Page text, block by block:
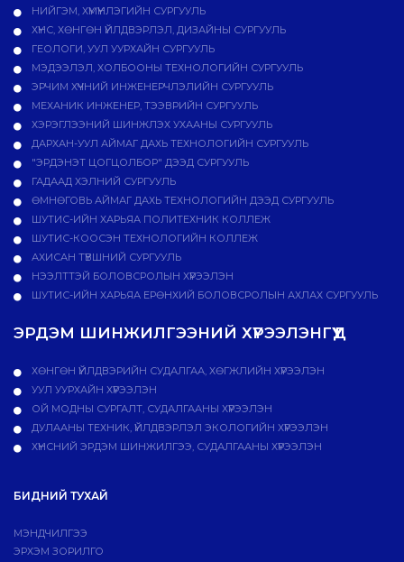
НИЙГЭМ, ХҮМҮҮНЛЭГИЙН СУРГУУЛЬ
ХҮНС, ХӨНГӨН ҮЙЛДВЭРЛЭЛ, ДИЗАЙНЫ СУРГУУЛЬ
ГЕОЛОГИ, УУЛ УУРХАЙН СУРГУУЛЬ
МЭДЭЭЛЭЛ, ХОЛБООНЫ ТЕХНОЛОГИЙН СУРГУУЛЬ
ЭРЧИМ ХҮЧНИЙ ИНЖЕНЕРЧЛЭЛИЙН СУРГУУЛЬ
МЕХАНИК ИНЖЕНЕР, ТЭЭВРИЙН СУРГУУЛЬ
ХЭРЭГЛЭЭНИЙ ШИНЖЛЭХ УХААНЫ СУРГУУЛЬ
ДАРХАН-УУЛ АЙМАГ ДАХЬ ТЕХНОЛОГИЙН СУРГУУЛЬ
"ЭРДЭНЭТ ЦОГЦОЛБОР" ДЭЭД СУРГУУЛЬ
ГАДААД ХЭЛНИЙ СУРГУУЛЬ
ӨМНӨГОВЬ АЙМАГ ДАХЬ ТЕХНОЛОГИЙН ДЭЭД СУРГУУЛЬ
ШУТИС-ИЙН ХАРЬЯА ПОЛИТЕХНИК КОЛЛЕЖ
ШУТИС-КООСЭН ТЕХНОЛОГИЙН КОЛЛЕЖ
АХИСАН ТҮВШНИЙ СУРГУУЛЬ
НЭЭЛТТЭЙ БОЛОВСРОЛЫН ХҮРЭЭЛЭН
ШУТИС-ИЙН ХАРЬЯА ЕРӨНХИЙ БОЛОВСРОЛЫН АХЛАХ СУРГУУЛЬ
ЭРДЭМ ШИНЖИЛГЭЭНИЙ ХҮРЭЭЛЭНГҮҮД
ХӨНГӨН ҮЙЛДВЭРИЙН СУДАЛГАА, ХӨГЖЛИЙН ХҮРЭЭЛЭН
УУЛ УУРХАЙН ХҮРЭЭЛЭН
ОЙ МОДНЫ СУРГАЛТ, СУДАЛГААНЫ ХҮРЭЭЛЭН
ДУЛААНЫ ТЕХНИК, ҮЙЛДВЭРЛЭЛ ЭКОЛОГИЙН ХҮРЭЭЛЭН
ХҮНСНИЙ ЭРДЭМ ШИНЖИЛГЭЭ, СУДАЛГААНЫ ХҮРЭЭЛЭН
БИДНИЙ ТУХАЙ
МЭНДЧИЛГЭЭ
ЭРХЭМ ЗОРИЛГО